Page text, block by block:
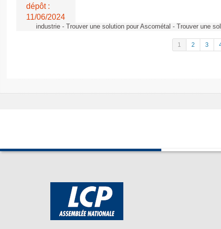
dépôt :
11/06/2024
industrie - Trouver une solution pour Ascométal - Trouver une
1 2 3